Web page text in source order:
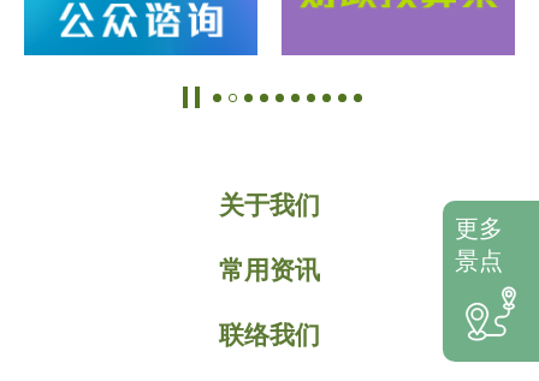
关于我们
常用资讯
联络我们
更多
景点